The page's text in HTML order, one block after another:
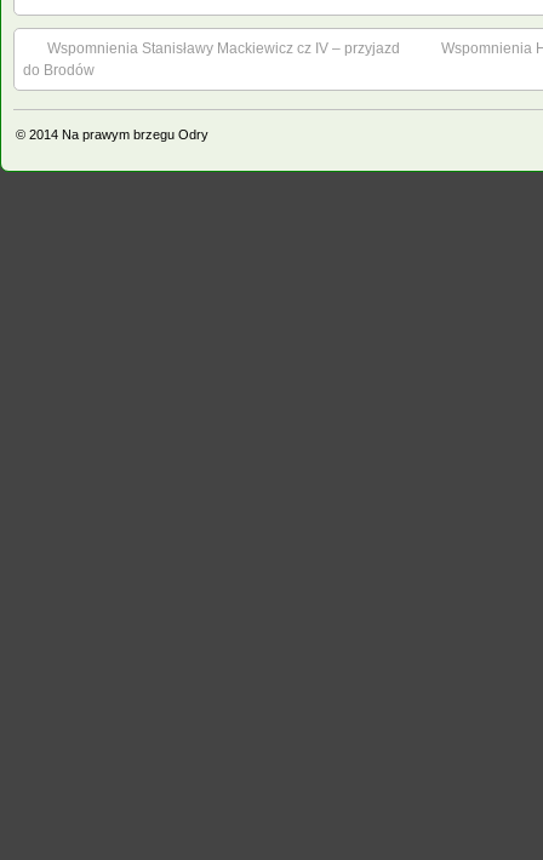
Wspomnienia Stanisławy Mackiewicz cz IV – przyjazd
do Brodów
Wspomnienia
© 2014 Na prawym brzegu Odry